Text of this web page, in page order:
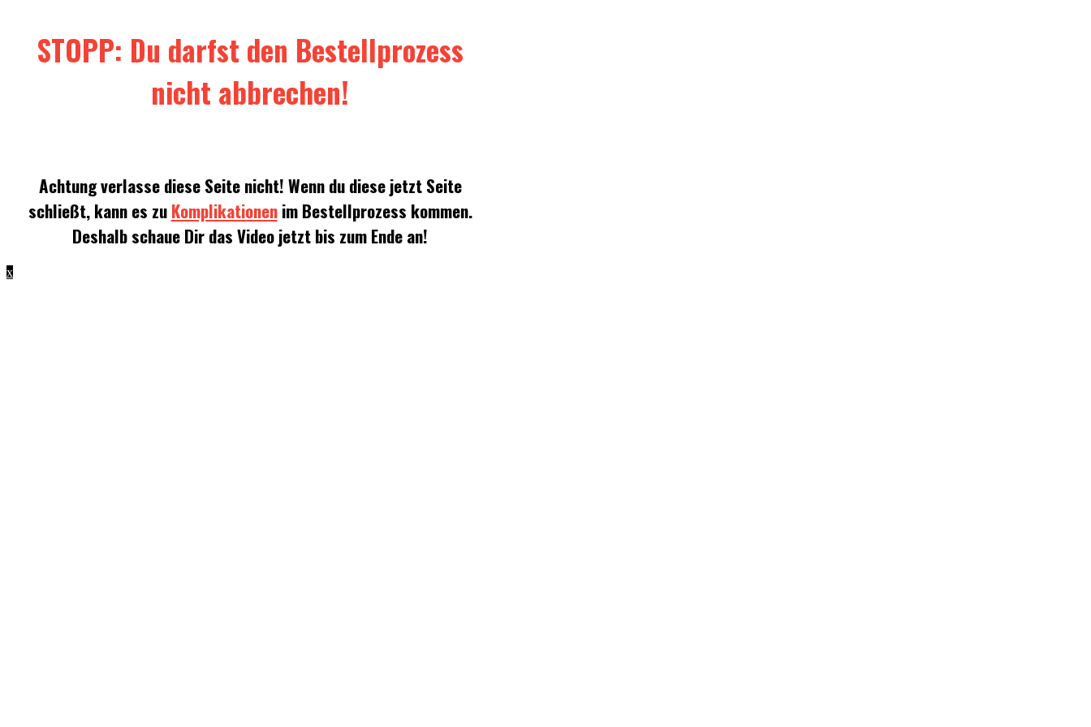
STOPP: Du darfst den Bestellprozess
nicht abbrechen!
Achtung verlasse diese Seite nicht! Wenn du diese jetzt Seite
schließt, kann es zuKomplikationenim Bestellprozess kommen.
Deshalb schaue Dir das Video jetzt bis zum Ende an!
x